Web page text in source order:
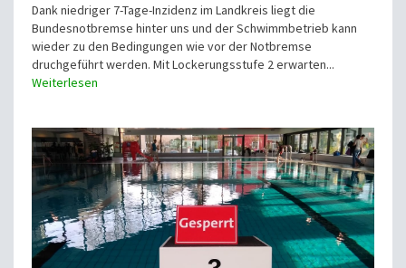
Dank niedriger 7-Tage-Inzidenz im Landkreis liegt die
Bundesnotbremse hinter uns und der Schwimmbetrieb kann
wieder zu den Bedingungen wie vor der Notbremse
druchgeführt werden. Mit Lockerungsstufe 2 erwarten...
Weiterlesen